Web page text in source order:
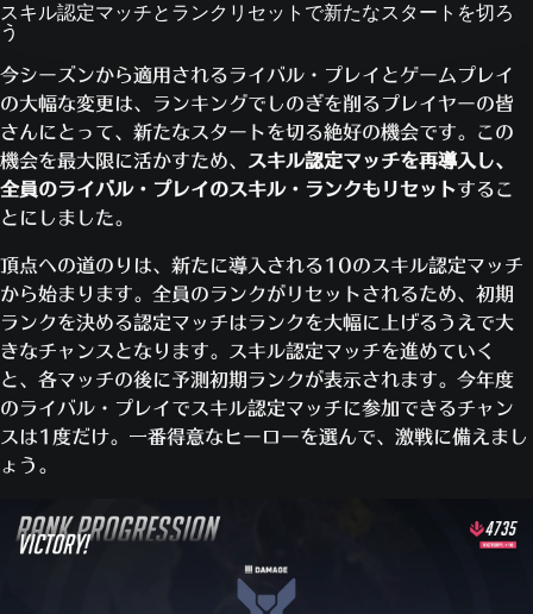
スキル認定マッチとランクリセットで新たなスタートを切ろ
う
今シーズンから適用されるライバル・プレイとゲームプレイ
の大幅な変更は、ランキングでしのぎを削るプレイヤーの皆
さんにとって、新たなスタートを切る絶好の機会です。この
機会を最大限に活かすため、
スキル認定マッチを再導入し、
全員のライバル・プレイのスキル・ランクもリセットするこ
とにしました。
頂点への道のりは、新たに導入される10のスキル認定マッチ
から始まります。全員のランクがリセットされるため、初期
ランクを決める認定マッチはランクを大幅に上げるうえで大
きなチャンスとなります。スキル認定マッチを進めていく
と、各マッチの後に予測初期ランクが表示されます。今年度
のライバル・プレイでスキル認定マッチに参加できるチャン
スは1度だけ。一番得意なヒーローを選んで、激戦に備えまし
ょう。